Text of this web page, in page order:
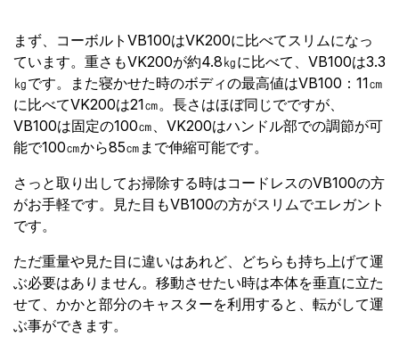
まず、コーボルトVB100はVK200に比べてスリムになっ
ています。重さもVK200が約4.8㎏に比べて、VB100は3.3
㎏です。また寝かせた時のボディの最高値はVB100：11㎝
に比べてVK200は21㎝。長さはほぼ同じでですが、
VB100は固定の100㎝、VK200はハンドル部での調節が可
能で100㎝から85㎝まで伸縮可能です。
さっと取り出してお掃除する時はコードレスのVB100の方
がお手軽です。見た目もVB100の方がスリムでエレガント
です。
ただ重量や見た目に違いはあれど、どちらも持ち上げて運
ぶ必要はありません。移動させたい時は本体を垂直に立た
せて、かかと部分のキャスターを利用すると、転がして運
ぶ事ができます。